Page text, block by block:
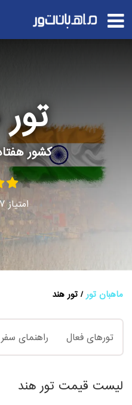
کشور
امتیاز
ماهبان تور تور هند
تورهای فعال راهنمای سفر
لیست قیمت تور هند